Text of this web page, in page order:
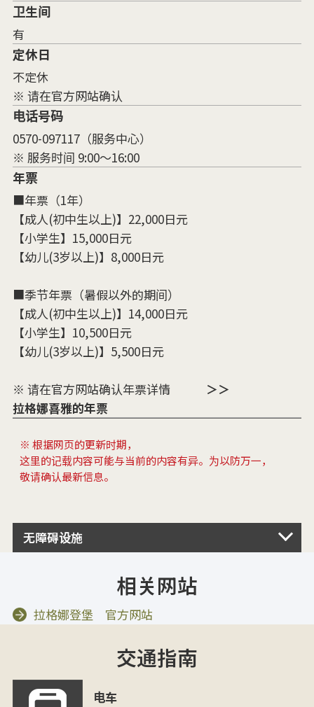
卫生间
有
定休日
不定休
※ 请在官方网站确认
电话号码
0570-097117（服务中心）
※ 服务时间 9:00～16:00
年票
■年票（1年）
【成人(初中生以上)】22,000日元
【小学生】15,000日元
【幼儿(3岁以上)】8,000日元
■季节年票（暑假以外的期间）
【成人(初中生以上)】14,000日元
【小学生】10,500日元
【幼儿(3岁以上)】5,500日元
※ 请在官方网站确认年票详情
＞＞
拉格娜喜雅的年票
※ 根据网页的更新时期，
这里的记载内容可能与当前的内容有异。为以防万一，
敬请确认最新信息。
无障碍设施
相关网站
拉格娜登堡 官方网站
交通指南
电车